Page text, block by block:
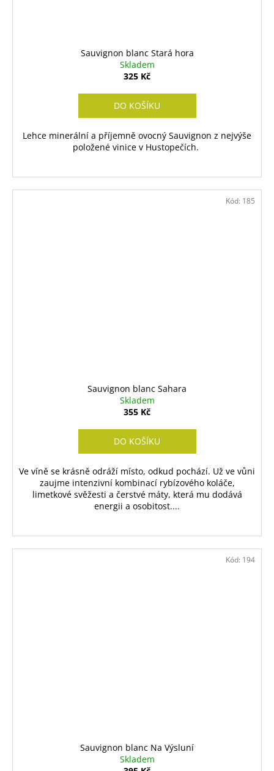
Sauvignon blanc Stará hora
Skladem
325 Kč
DO KOŠÍKU
Lehce minerální a příjemně ovocný Sauvignon z nejvýše
položené vinice v Hustopečích.
Sauvignon blanc Sahara
Skladem
355 Kč
DO KOŠÍKU
Ve víně se krásně odráží místo, odkud pochází. Už ve vůni
zaujme intenzivní kombinací rybízového koláče,
limetkové svěžesti a čerstvé máty, která mu dodává
energii a osobitost....
Kód: 185
Sauvignon blanc Na Výsluní
Skladem
Kód: 194